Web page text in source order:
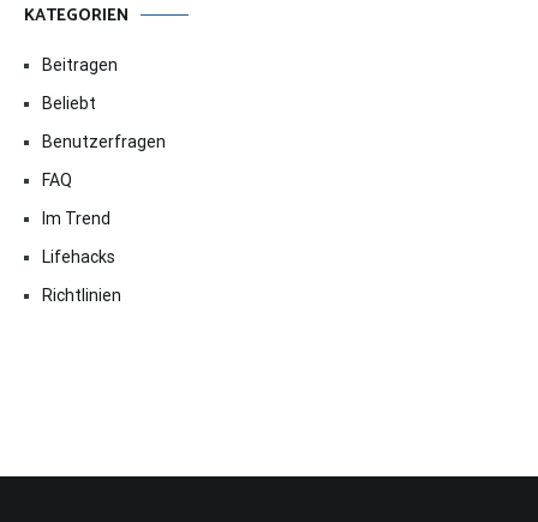
KATEGORIEN
Beitragen
Beliebt
Benutzerfragen
FAQ
Im Trend
Lifehacks
Richtlinien